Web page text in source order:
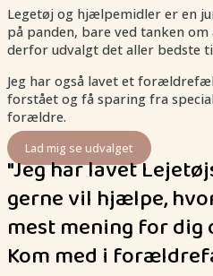
Legetøj og hjælpemidler er en
på panden, bare ved tanken
derfor udvalgt det aller bedste
Jeg har også lavet et
forstået og få sparing fra
forældre.
Lad mig se udvalget
"Jeg har lavet
gerne vil hjælpe,
mest mening for dig
Kom med i